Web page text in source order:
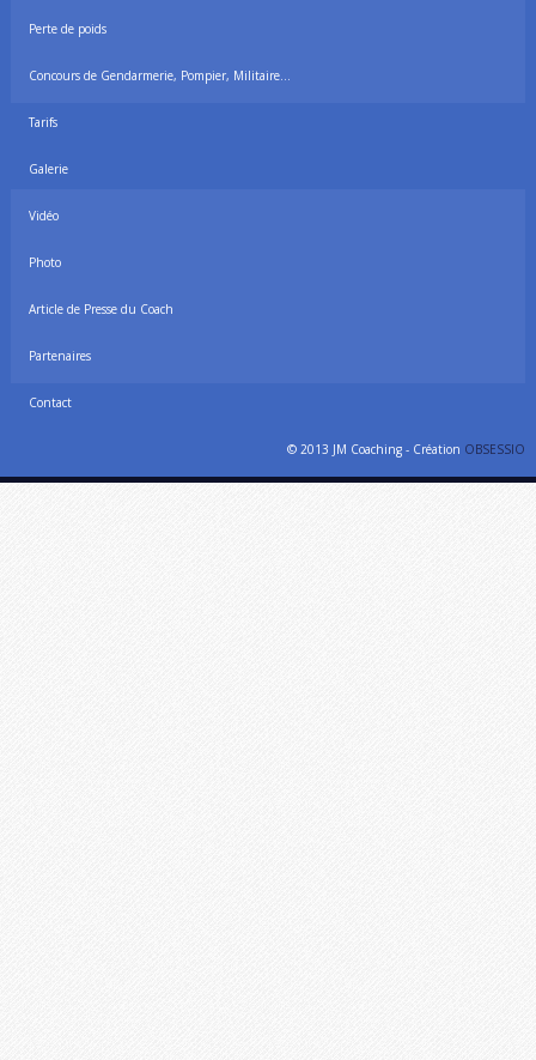
Perte de poids
Concours de Gendarmerie, Pompier, Militaire…
Tarifs
Galerie
Vidéo
Photo
Article de Presse du Coach
Partenaires
Contact
© 2013 JM Coaching - Création OBSESSIO